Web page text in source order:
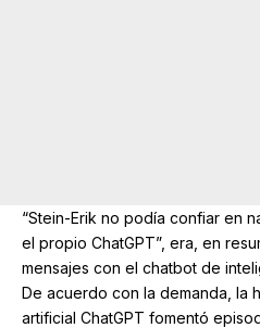
“Stein-Erik no podía confiar en
el propio ChatGPT”, era, en
mensajes con el chatbot de
De acuerdo con la demanda, la
artificial ChatGPT fomentó